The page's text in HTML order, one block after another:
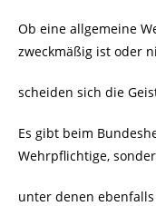
Ob eine allgemeine
zweckmäßig ist oder
scheiden sich die
Es gibt beim
Wehrpflichtige,
unter denen